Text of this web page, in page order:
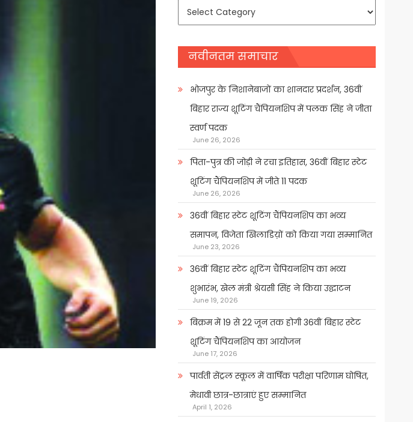
समाचार
नवीनतम समाचार
भोजपुर के निशानेबाजों का शानदार प्रदर्शन, 36वीं
बिहार राज्य शूटिंग चैंपियनशिप में पलक सिंह ने जीता
स्वर्ण पदक
June 26, 2026
पिता-पुत्र की जोड़ी ने रचा इतिहास, 36वीं बिहार स्टेट
शूटिंग चैंपियनशिप में जीते 11 पदक
June 26, 2026
36वीं बिहार स्टेट शूटिंग चैंपियनशिप का भव्य
समापन, विजेता खिलाडिय़ों को किया गया सम्मानित
June 23, 2026
36वीं बिहार स्टेट शूटिंग चैंपियनशिप का भव्य
शुभारंभ, खेल मंत्री श्रेयसी सिंह ने किया उद्घाटन
June 19, 2026
बिक्रम में 19 से 22 जून तक होगी 36वीं बिहार स्टेट
शूटिंग चैंपियनशिप का आयोजन
June 17, 2026
पार्वती सेंट्रल स्कूल में वार्षिक परीक्षा परिणाम घोषित,
मेधावी छात्र-छात्राएं हुए सम्मानित
April 1, 2026